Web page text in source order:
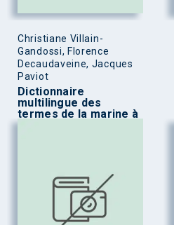
Christiane Villain-
Gandossi, Florence
Decaudaveine, Jacques
Paviot
Dictionnaire
multilingue des
termes de la marine à